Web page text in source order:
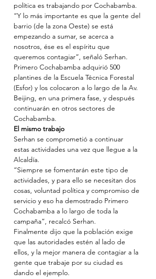
política es trabajando por Cochabamba.
“Y lo más importante es que la gente del
barrio (de la zona Oeste) se está
empezando a sumar, se acerca a
nosotros, ése es el espíritu que
queremos contagiar”, señaló Serhan.
Primero Cochabamba adquirió 500
plantines de la Escuela Técnica Forestal
(Esfor) y los colocaron a lo largo de la Av.
Beijing, en una primera fase, y después
continuarán en otros sectores de
Cochabamba.
El mismo trabajo
Serhan se comprometió a continuar
estas actividades una vez que llegue a la
Alcaldía.
“Siempre se fomentarán este tipo de
actividades, y para ello se necesitan dos
cosas, voluntad política y compromiso de
servicio y eso ha demostrado Primero
Cochabamba a lo largo de toda la
campaña”, recalcó Serhan.
Finalmente dijo que la población exige
que las autoridades estén al lado de
ellos, y la mejor manera de contagiar a la
gente que trabaje por su ciudad es
dando el ejemplo.